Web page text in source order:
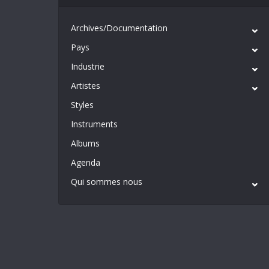
Archives/Documentation
Pays
Industrie
Artistes
Styles
Instruments
Albums
Agenda
Qui sommes nous